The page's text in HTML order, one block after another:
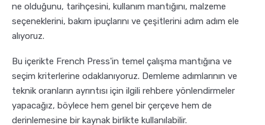
ne olduğunu, tarihçesini, kullanım mantığını, malzeme
seçeneklerini, bakım ipuçlarını ve çeşitlerini adım adım ele
alıyoruz.
Bu içerikte French Press'in temel çalışma mantığına ve
seçim kriterlerine odaklanıyoruz. Demleme adımlarının ve
teknik oranların ayrıntısı için ilgili rehbere yönlendirmeler
yapacağız, böylece hem genel bir çerçeve hem de
derinlemesine bir kaynak birlikte kullanılabilir.